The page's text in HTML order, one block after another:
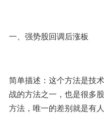
一、强势股回调后涨板
简单描述：这个方法是技
战的方法之一，也是很多
方法，唯一的差别就是有